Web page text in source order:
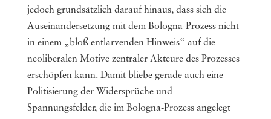
jedoch grundsätzlich darauf hinaus, dass sich die
Auseinandersetzung mit dem Bologna-Prozess nicht
in einem „bloß entlarvenden Hinweis“ auf die
neoliberalen Motive zentraler Akteure des Prozesses
erschöpfen kann. Damit bliebe gerade auch eine
Politisierung der Widersprüche und
Spannungsfelder, die im Bologna-Prozess angelegt